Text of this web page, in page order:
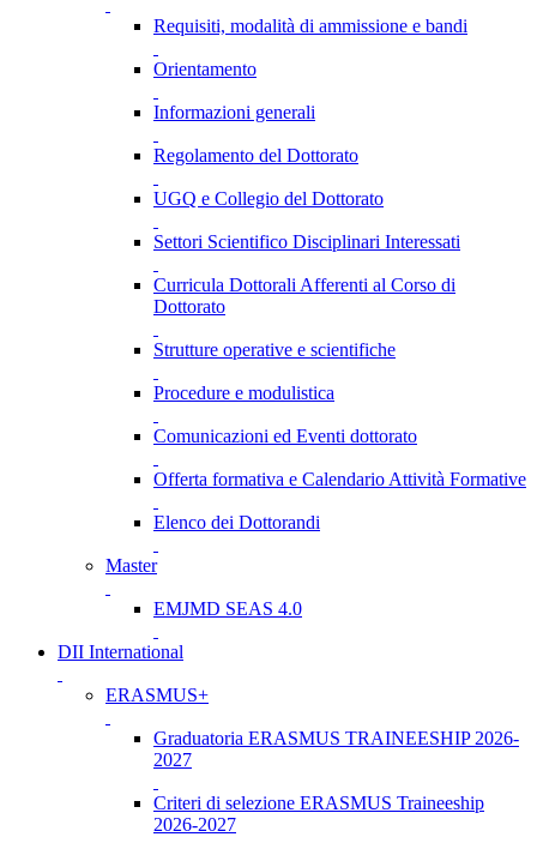
Requisiti, modalità di ammissione e bandi
Orientamento
Informazioni generali
Regolamento del Dottorato
UGQ e Collegio del Dottorato
Settori Scientifico Disciplinari Interessati
Curricula Dottorali Afferenti al Corso di
Dottorato
Strutture operative e scientifiche
Procedure e modulistica
Comunicazioni ed Eventi dottorato
Offerta formativa e Calendario Attività Formative
Elenco dei Dottorandi
Master
EMJMD SEAS 4.0
DII International
ERASMUS+
Graduatoria ERASMUS TRAINEESHIP 2026-
2027
Criteri di selezione ERASMUS Traineeship
2026-2027